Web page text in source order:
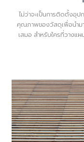
ไม่ว่าจะเป็นการติดตั้งอุป
คุณภาพของวัสดุเพื่อนำมา
เสมอ สำหรับใครที่วางแ
อย่าง uPVC และ PVC มีค